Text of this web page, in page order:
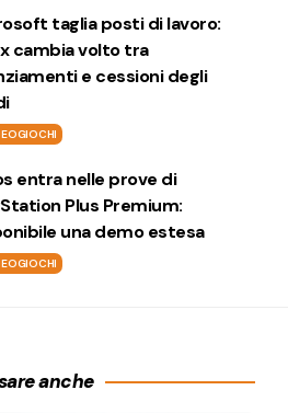
taglia posti di lavoro:
cambia volto tra
e cessioni degli
entra nelle prove di
Plus Premium:
una demo estesa
anche